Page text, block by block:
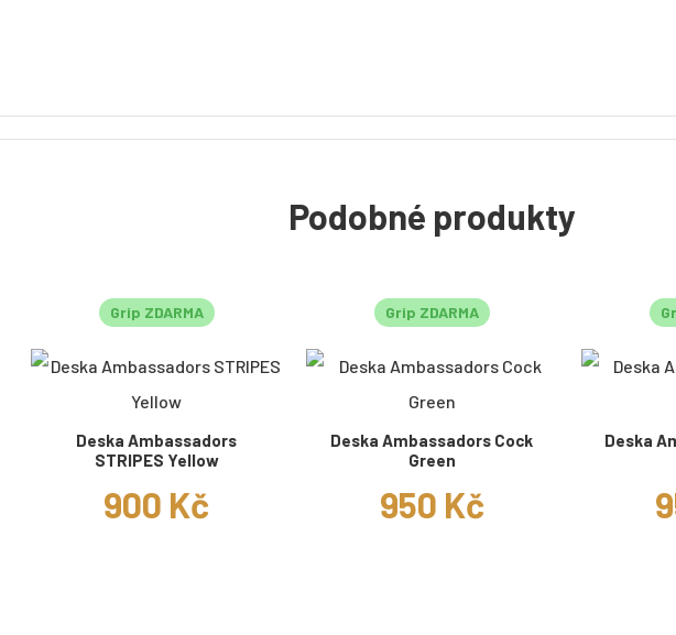
Podobné produkty
Grip ZDARMA
Deska Ambassadors
STRIPES Yellow
900 Kč
Grip ZDARMA
Deska Ambassadors Cock
Green
950 Kč
Deska